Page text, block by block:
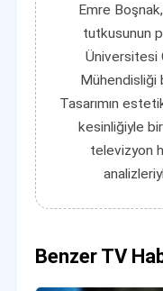
Emre
tutkusunun
Üniversitesi
Mühendisliği
Tasarımın
kesinliğiyle
televizyon
Benzer TV